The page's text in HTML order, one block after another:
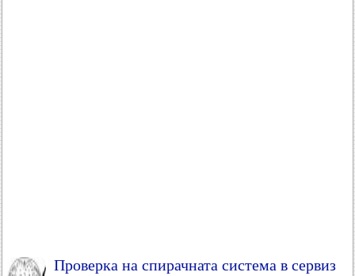
Проверка на спирачната система в сервиз